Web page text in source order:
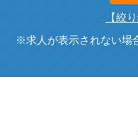
【絞
※求人が表示されない場